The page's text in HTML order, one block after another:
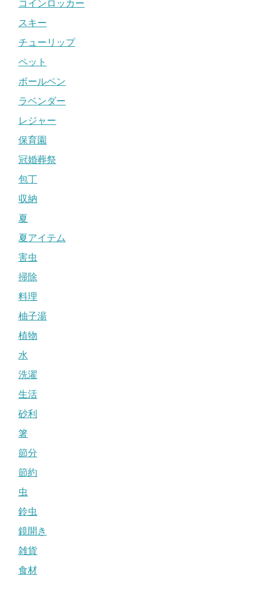
コインロッカー
スキー
チューリップ
ペット
ボールペン
ラベンダー
レジャー
保育園
冠婚葬祭
包丁
収納
夏
夏アイテム
害虫
掃除
料理
柚子湯
植物
水
洗濯
生活
砂利
箸
節分
節約
虫
鈴虫
鏡開き
雑貨
食材